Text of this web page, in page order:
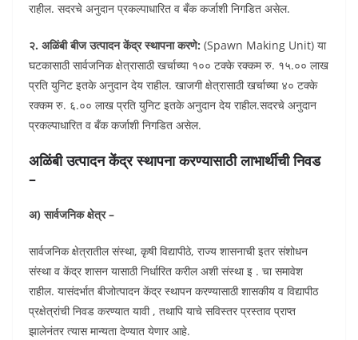
राहील. सदरचे अनुदान प्रकल्पाधारित व बँक कर्जाशी निगडित असेल.
२. अळिंबी बीज उत्पादन केंद्र स्थापना करणे: (Spawn Making Unit) या
घटकासाठी सार्वजनिक क्षेत्रासाठी खर्चाच्या १०० टक्के रक्कम रु. १५.०० लाख
प्रति युनिट इतके अनुदान देय राहील. खाजगी क्षेत्रासाठी खर्चाच्या ४० टक्के
रक्कम रु. ६.०० लाख प्रति युनिट इतके अनुदान देय राहील.सदरचे अनुदान
प्रकल्पाधारित व बँक कर्जाशी निगडित असेल.
अळिंबी उत्पादन केंद्र स्थापना करण्यासाठी लाभार्थीची निवड
–
अ) सार्वजनिक क्षेत्र –
सार्वजनिक क्षेत्रातील संस्था, कृषी विद्यापीठे, राज्य शासनाची इतर संशोधन
संस्था व केंद्र शासन यासाठी निर्धारित करील अशी संस्था इ . चा समावेश
राहील. यासंदर्भात बीजोत्पादन केंद्र स्थापन करण्यासाठी शासकीय व विद्यापीठ
प्रक्षेत्रांची निवड करण्यात यावी , तथापि याचे सविस्तर प्रस्ताव प्राप्त
झालेनंतर त्यास मान्यता देण्यात येणार आहे.